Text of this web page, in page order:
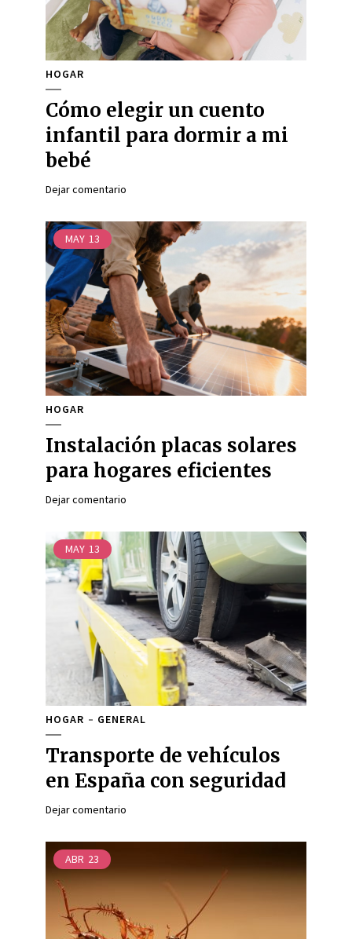
HOGAR
Cómo elegir un cuento
infantil para dormir a mi
bebé
Dejar comentario
MAY 13
HOGAR
Instalación placas solares
para hogares eficientes
Dejar comentario
MAY 13
HOGAR GENERAL
Transporte de vehículos
en España con seguridad
Dejar comentario
ABR 23